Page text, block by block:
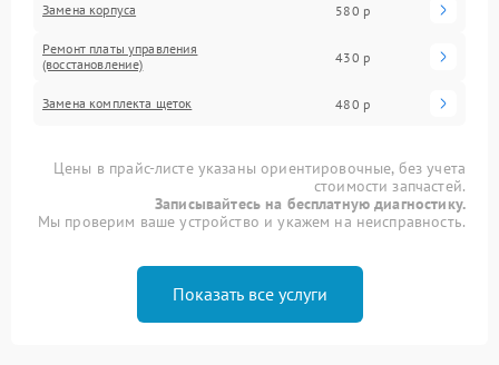
Замена корпуса 580 р
Ремонт платы управления
(восстановление)
430 р
Замена комплекта щеток 480 р
Цены в прайс-листе указаны ориентировочные, без учета
стоимости запчастей.
Записывайтесь на бесплатную диагностику.
Мы проверим ваше устройство и укажем на неисправность.
Показать все услуги